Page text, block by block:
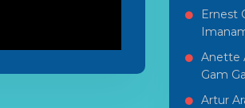
Ernest
Anette
Gam
Artur